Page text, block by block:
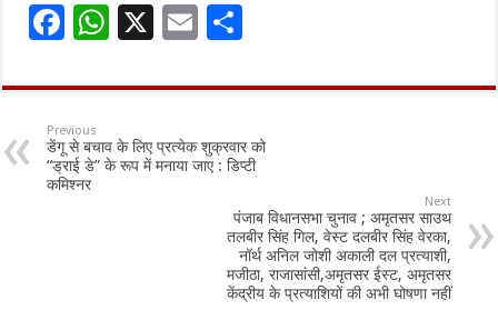
F
e
b
o
o
W
at
sA
p
X
E
ai ar
e
Previous
डेंगू से बचाव के लिए प्रत्येक शुक्रवार को
“ड्राई डे” के रूप में मनाया जाए : डिप्टी
कमिश्नर
Next
पंजाब विधानसभा चुनाव ; अमृतसर साउथ
तलबीर सिंह गिल, वेस्ट दलबीर सिंह वेरका,
नॉर्थ अनिल जोशी अकाली दल प्रत्याशी,
मजीठा, राजासांसी,अमृतसर ईस्ट, अमृतसर
केंद्रीय के प्रत्याशियों की अभी घोषणा नहीं